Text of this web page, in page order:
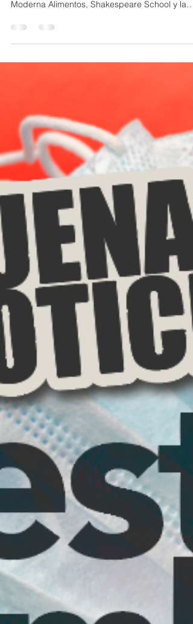
Banco del Pacífico, Banco Diners Club del
Moderna Alimentos, Shakespeare School y la
Universidad...